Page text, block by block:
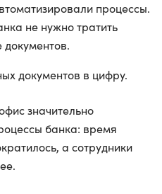
процессы.
не нужно тратить
документов в цифру.
значительно
банка: время
а сотрудники